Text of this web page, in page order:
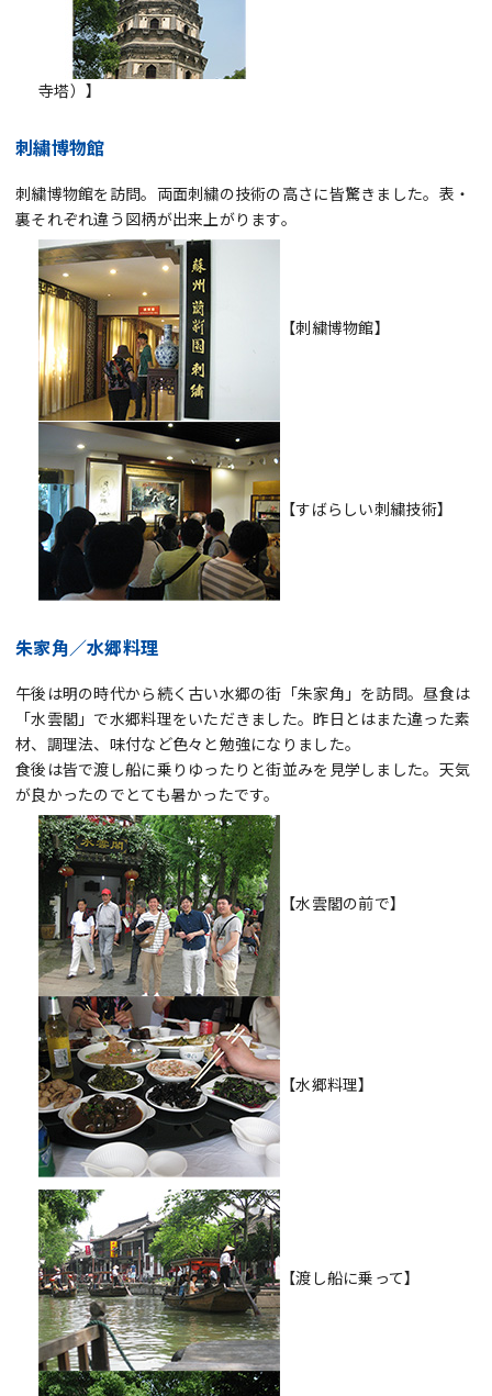
寺塔）】
刺繍博物館
刺繍博物館を訪問。両面刺繍の技術の高さに皆驚きました。表・
裏それぞれ違う図柄が出来上がります。
【刺繍博物館】
【すばらしい刺繍技術】
朱家角／水郷料理
午後は明の時代から続く古い水郷の街「朱家角」を訪問。昼食は
「水雲閣」で水郷料理をいただきました。昨日とはまた違った素
材、調理法、味付など色々と勉強になりました。
食後は皆で渡し船に乗りゆったりと街並みを見学しました。天気
が良かったのでとても暑かったです。
【水雲閣の前で】
【水郷料理】
【渡し船に乗って】